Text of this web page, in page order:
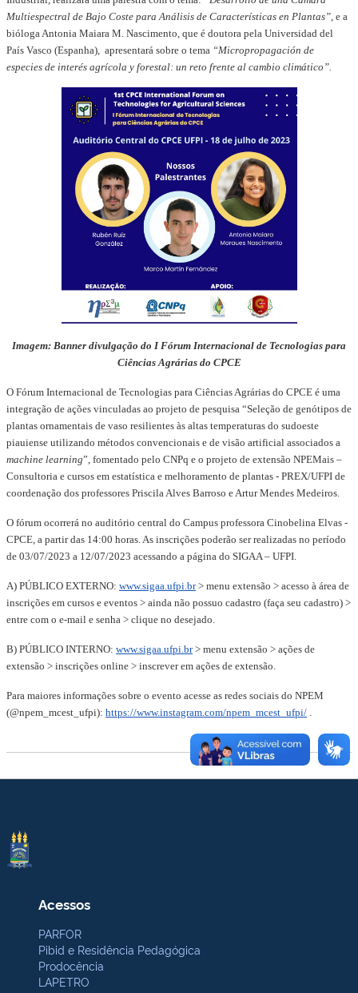
Multiespectral de Bajo Coste para Análisis de Características en Plantas”, e a
bióloga Antonia Maiara M. Nascimento, que é doutora pela Universidad del
País Vasco (Espanha), apresentará sobre o tema “Micropropagación de
especies de interés agrícola y forestal: un reto frente al cambio climático”.
Imagem: Banner divulgação do IFórum Internacional de Tecnologias para
Ciências Agrárias do CPCE
O Fórum Internacional de Tecnologias para Ciências Agrárias do CPCE é uma
integração de ações vinculadas ao projeto de pesquisa “Seleção de genótipos de
plantas ornamentais de vaso resilientes às altas temperaturas do sudoeste
piauiense utilizando métodos convencionais e de visão artificial associados a
machine learning”, fomentado pelo CNPq e o projeto de extensão NPEMais –
Consultoria e cursos em estatística e melhoramento de plantas - PREX/UFPI de
coordenação dos professores Priscila Alves Barroso e Artur Mendes Medeiros.
O fórum ocorrerá no auditório central do Campus professora Cinobelina Elvas -
CPCE, a partir das 14:00 horas. As inscrições poderão ser realizadas no período
de 03/07/2023 a 12/07/2023 acessando a página do SIGAA – UFPI.
A) PÚBLICO EXTERNO: www.sigaa.ufpi.br> menu extensão > acesso à área de
inscrições em cursos e eventos > ainda não possuo cadastro (faça seu cadastro) >
entre com o e-mail e senha > clique no desejado.
B) PÚBLICO INTERNO: www.sigaa.ufpi.br> menu extensão > ações de
extensão > inscrições online > inscrever em ações de extensão.
Para maiores informações sobre o evento acesse as redes sociais do NPEM
(@npem_mcest_ufpi): https://www.instagram.com/npem_mcest_ufpi/ .
Acessos
PARFOR
Pibid e Residência Pedagógica
Prodocência
LAPETRO